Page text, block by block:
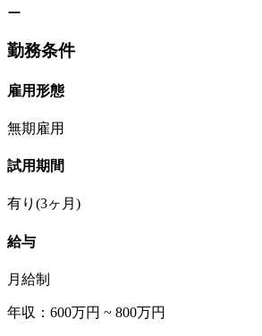
ー
勤務条件
雇用形態
無期雇用
試用期間
有り(3ヶ月)
給与
月給制
年収：600万円 ~ 800万円